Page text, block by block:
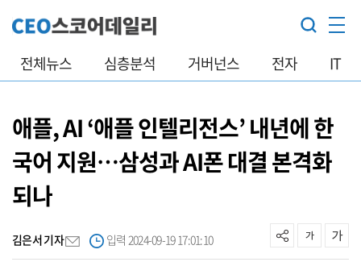
전체뉴스 심층분석 거버넌스 전자 IT
애플, AI ‘애플 인텔리전스’ 내년에 한
국어 지원…삼성과 AI폰 대결 본격화
되나
김은서 기자 입력 2024-09-19 17:01:10